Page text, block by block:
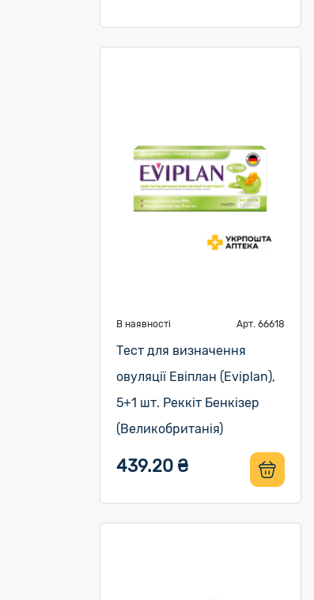
В наявності Арт. 66618
Тест для визначення
овуляції Евіплан (Eviplan),
5+1 шт. Реккіт Бенкізер
(Великобританія)
439.20 ₴